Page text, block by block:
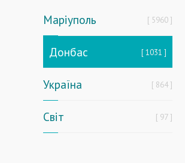
Маріуполь 5960
Донбас 1031
Україна 864
Світ 97